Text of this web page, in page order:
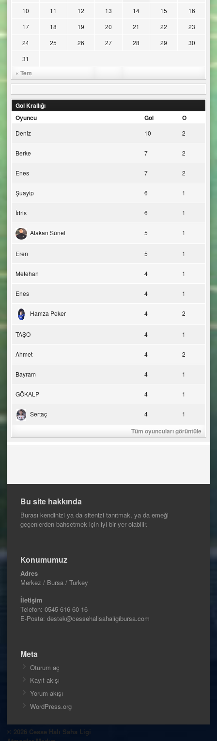
« Tem
10
11 12 13 14 15
16
17
18 19 20 21 22
23
24
25 26 27 28 29
30
31
Gol Krallığı
Oyuncu
Gol O
Deniz 10 2
Berke 7 2
Enes 7 2
Şuayip 6 1
İdris 6 1
Atakan Sünel 5 1
Eren 5 1
Metehan 4 1
Enes 4 1
Hamza Peker 4 2
TAŞO 4 1
Ahmet 4 2
Bayram 4 1
GÖKALP 4 1
Sertaç 4 1
Tüm oyuncuları görüntüle
Bu site hakkında
Burası kendinizi ya da sitenizi tanıtmak, ya da emeği
geçenlerden bahsetmek için iyi bir yer olabilir.
Konumumuz
Adres
Merkez / Bursa / Turkey
İletişim
Telefon: 0545 616 60 16
E-Posta: destek@cessehalisahaligibursa.com
Meta
Oturum aç
Kayıt akışı
Yorum akışı
WordPress.org
© 2026 Cesse Halı Saha Ligi